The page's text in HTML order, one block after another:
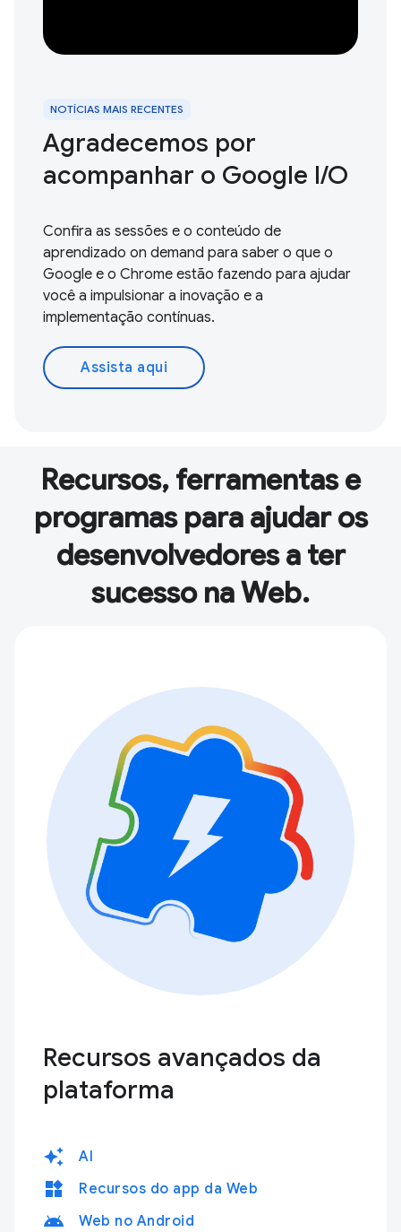
NOTÍCIAS MAIS RECENTES
Agradecemos por
acompanhar o Google I / O
Confira as sessões e o conteúdo de
aprendizado on demand para saber o que o
Google e o Chrome estão fazendo para ajudar
você a impulsionar a inovação e a
implementação contínuas.
Assista aqui
Recursos, ferramentas e
programas para ajudar os
desenvolvedores a ter
sucesso na Web.
Recursos avançados da
plataforma
auto_awesome AI
widgets Recursos do app da Web
android Web no Android